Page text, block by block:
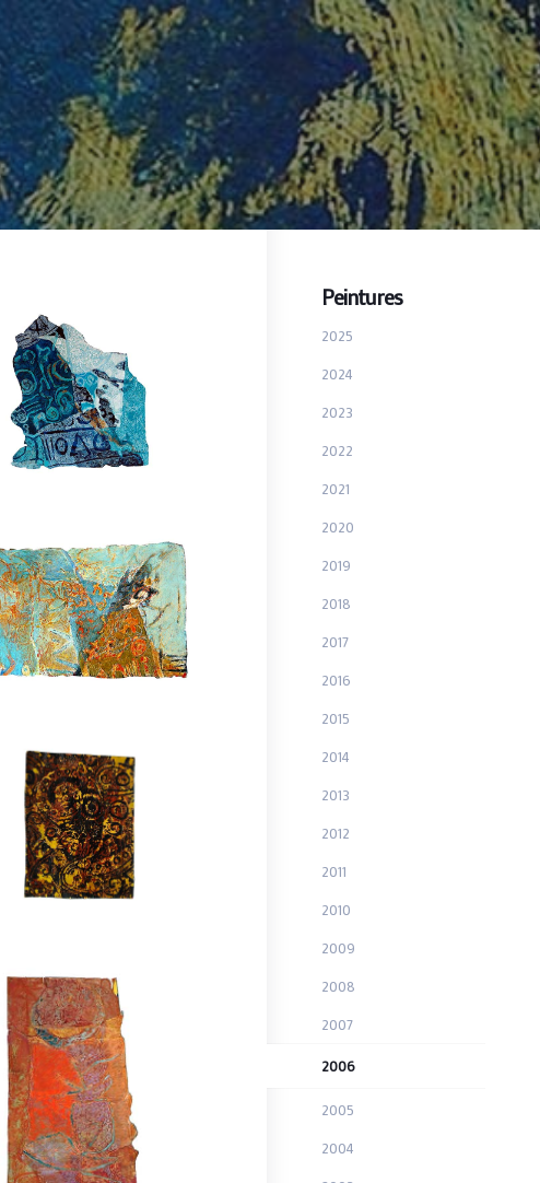
Peintures
2025
2024
2023
2022
2021
2020
2019
2018
2017
2016
2015
2014
2013
2012
2011
2010
2009
2008
2007
2006
2005
2004